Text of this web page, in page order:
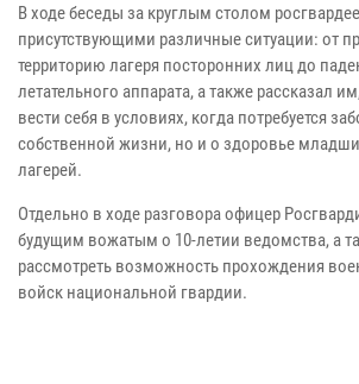
В ходе беседы за круглым столом
присутствующими различные ситуации: от
территорию лагеря посторонних лиц до
летательного аппарата, а также рассказал
вести себя в условиях, когда потребуется
собственной жизни, но и о здоровье
лагерей.
Отдельно в ходе разговора офицер
будущим вожатым о 10-летии ведомства, а
рассмотреть возможность прохождения
войск национальной гвардии.